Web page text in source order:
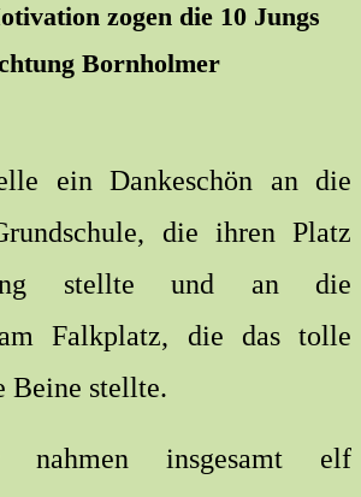
zogen die 10 Jungs
Bornholmer
ein Dankeschön an die
die ihren Platz
stellte und an die
Falkplatz, die das tolle
Beine stellte.
nahmen insgesamt elf